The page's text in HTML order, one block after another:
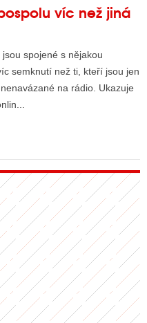
víc než jiná
spojené s nějakou
semknutí než ti, kteří jsou jen
na rádio. Ukazuje